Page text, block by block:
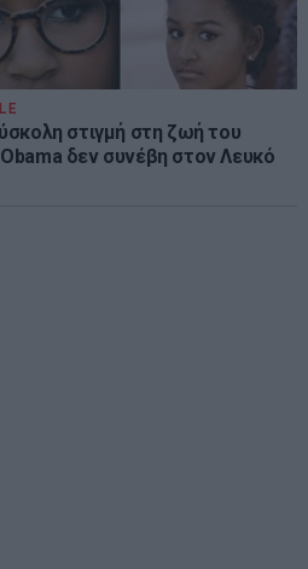
στιγμή στη ζωή του
δεν συνέβη στον Λευκό